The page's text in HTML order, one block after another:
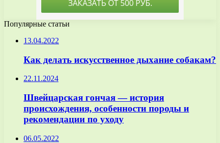
Популярные статьи
13.04.2022
Как делать искусственное дыхание собакам?
22.11.2024
Швейцарская гончая — история
происхождения, особенности породы и
рекомендации по уходу
06.05.2022